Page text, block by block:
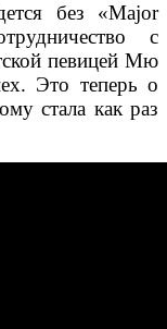
без «Major
с
певицей Мю
Это теперь о
стала как раз